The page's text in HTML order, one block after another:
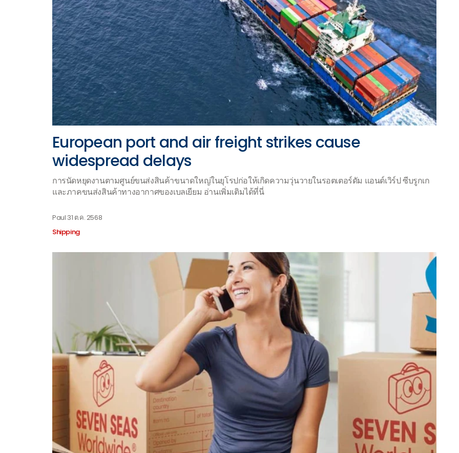
European port and air freight strikes cause
widespread delays
การนัดหยุดงานตามศูนย์ขนส่งสินค้าขนาดใหญ่ในยุโรปก่อให้เกิดความวุ่นวายในรอตเตอร์ดัม แอนต์เวิร์ป ซีบรูกเก
และภาคขนส่งสินค้าทางอากาศของเบลเยียม อ่านเพิ่มเติมได้ที่นี่
Paul 31 ต.ค. 2568
Shipping